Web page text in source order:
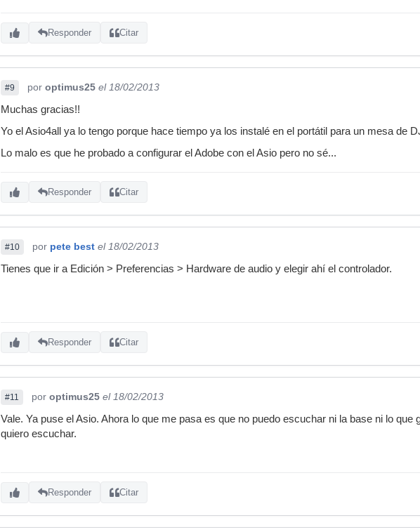
Responder Citar
#9 por optimus25 el 18/02/2013
Muchas gracias!!
Yo el Asio4all ya lo tengo porque hace tiempo ya los instalé en el portátil para un mesa de
Lo malo es que he probado a configurar el Adobe con el Asio pero no sé...
Responder Citar
#10 por pete best el 18/02/2013
Tienes que ir a Edición > Preferencias > Hardware de audio y elegir ahí el controlador.
Responder Citar
#11 por optimus25 el 18/02/2013
Vale. Ya puse el Asio. Ahora lo que me pasa es que no puedo escuchar ni la base ni lo
quiero escuchar.
Responder Citar